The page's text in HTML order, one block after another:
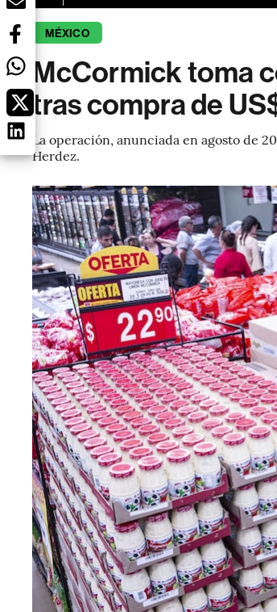
MÉXICO
McCormick toma
tras compra de
La operación, anunciada en agosto de
Herdez.